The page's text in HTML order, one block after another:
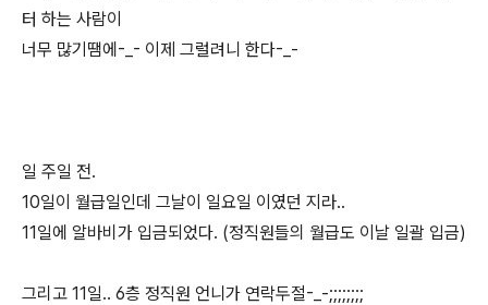
터 하는 사람이
너무 많기땜에-_- 이제 그럴려니 한다-_-
일 주일 전.
10일이 월급일인데 그날이 일요일 이였던 지라..
11일에 알바비가 입금되었다. (정직원들의 월급도 이날 일괄 입금)
그리고 11일.. 6층 정직원 언니가 연락두절-_-;;;;;;;;